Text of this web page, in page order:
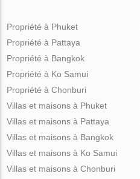
Propriété à Phuket
Propriété à Pattaya
Propriété à Bangkok
Propriété à Ko Samui
Propriété à Chonburi
Villas et maisons à Phuket
Villas et maisons à Pattaya
Villas et maisons à Bangkok
Villas et maisons à Ko Samui
Villas et maisons à Chonburi